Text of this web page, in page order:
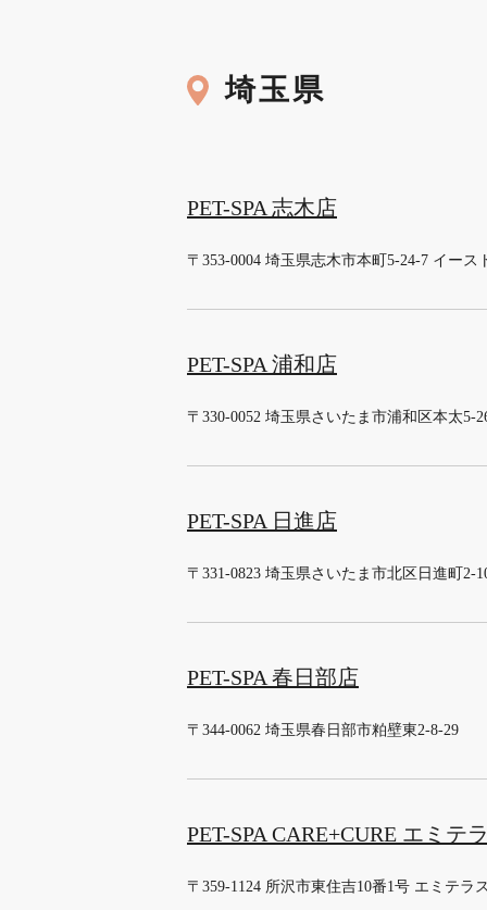
埼玉県
PET-SPA 志木店
〒353-0004 埼玉県志木市本町5-24-7 イース
PET-SPA 浦和店
〒330-0052 埼玉県さいたま市浦和区本太5-
PET-SPA 日進店
〒331-0823 埼玉県さいたま市北区日進町2-
PET-SPA 春日部店
〒344-0062 埼玉県春日部市粕壁東2-8-29
PET-SPA CARE+CURE エミテ
〒359-1124 所沢市東住吉10番1号 エミテラ